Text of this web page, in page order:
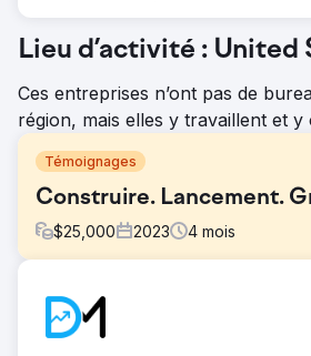
Lieu d’activité : United
Ces entreprises n’ont pas de
région, mais elles y travaillent et y
Témoignages
Construire. Lancement.
$25,000 2023 4 mois
Un client de télécommunications de
déjà une gamme complète de nos